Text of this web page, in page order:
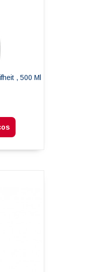
, 500 Ml